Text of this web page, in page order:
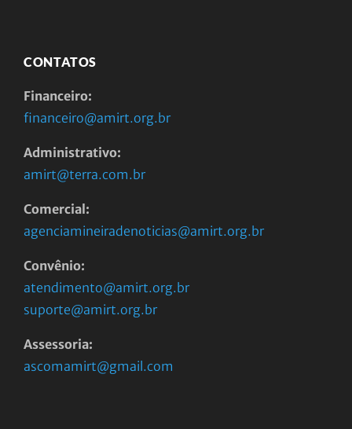
CONTATOS
Financeiro:
financeiro@amirt.org.br
Administrativo:
amirt@terra.com.br
Comercial:
agenciamineiradenoticias@amirt.org.br
Convênio:
atendimento@amirt.org.br
suporte@amirt.org.br
Assessoria:
ascomamirt@gmail.com